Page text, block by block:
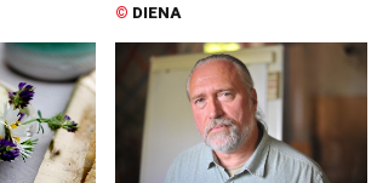
© DIENA